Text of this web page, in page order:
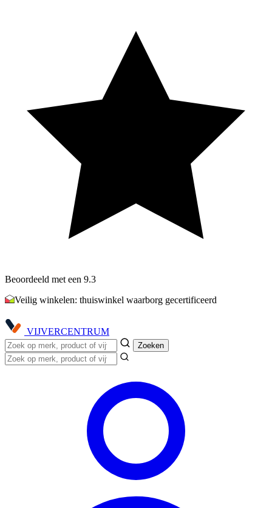
Beoordeeld met een 9.3
Veilig winkelen: thuiswinkel waarborg gecertificeerd
VIJVERCENTRUM
Zoeken